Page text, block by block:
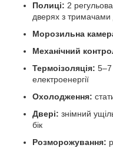
Полиці: 2
дверях з тримачами
Морозильна
Механічний
Термоізоляція: 5–7
електроенергії
Охолодження:
Двері: знімний
бік
Розморожування: